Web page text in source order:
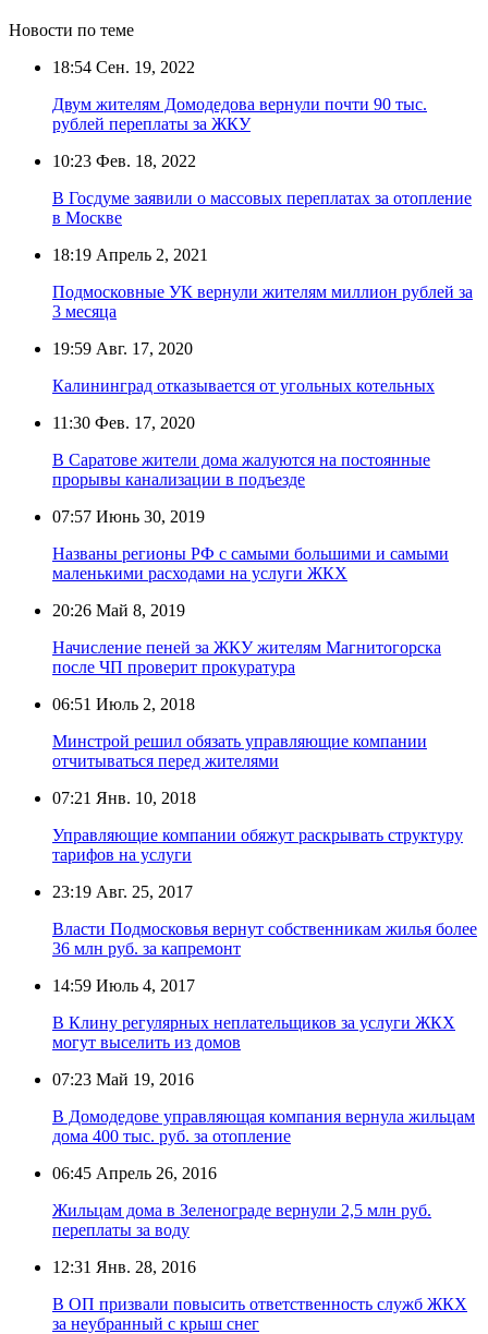
Новости по теме
18:54 Сен. 19, 2022
Двум жителям Домодедова вернули почти 90 тыс.
рублей переплаты за ЖКУ
10:23 Фев. 18, 2022
В Госдуме заявили о массовых переплатах за отопление
в Москве
18:19 Апрель 2, 2021
Подмосковные УК вернули жителям миллион рублей за
3 месяца
19:59 Авг. 17, 2020
Калининград отказывается от угольных котельных
11:30 Фев. 17, 2020
В Саратове жители дома жалуются на постоянные
прорывы канализации в подъезде
07:57 Июнь 30, 2019
Названы регионы РФ с самыми большими и самыми
маленькими расходами на услуги ЖКХ
20:26 Май 8, 2019
Начисление пеней за ЖКУ жителям Магнитогорска
после ЧП проверит прокуратура
06:51 Июль 2, 2018
Минстрой решил обязать управляющие компании
отчитываться перед жителями
07:21 Янв. 10, 2018
Управляющие компании обяжут раскрывать структуру
тарифов на услуги
23:19 Авг. 25, 2017
Власти Подмосковья вернут собственникам жилья более
36 млн руб. за капремонт
14:59 Июль 4, 2017
В Клину регулярных неплательщиков за услуги ЖКХ
могут выселить из домов
07:23 Май 19, 2016
В Домодедове управляющая компания вернула жильцам
дома 400 тыс. руб. за отопление
06:45 Апрель 26, 2016
Жильцам дома в Зеленограде вернули 2,5 млн руб.
переплаты за воду
12:31 Янв. 28, 2016
В ОП призвали повысить ответственность служб ЖКХ
за неубранный с крыш снег